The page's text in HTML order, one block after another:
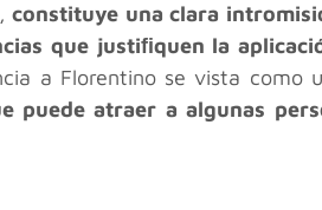
constituye una clara
que justiﬁquen la
a Florentino se vista como
atraer a algunas